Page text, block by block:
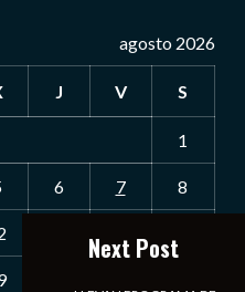
agosto 2026
J V S
1
6 7 8
Next Post